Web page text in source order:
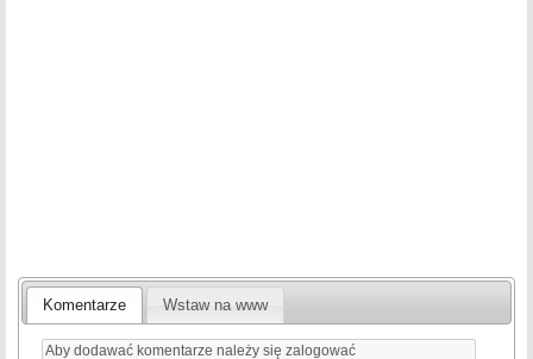
Komentarze Wstaw na www